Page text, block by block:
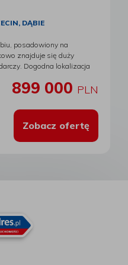
liczy blisko 40 osób.
kredyt na zakup każdej
z nami nieruchomości, by
mamy ponad 20 banków!
+48 790 588 531
biuro@mikulski-
GOLENIÓW ul. M.
+48 91 418 56 57 Oddział
Bankowa 3B/1 72-200
SZCZECIN ul.
+48 91 307 91 64 Oddział
DĄBIE
posadowiony na
znajduje się duży
Dogodna lokalizacja
z naturą dzięki
stacja benzynowa,
a budynek posiada dwa
to 107 m2 a całkowita
ocieplone, pokryte
Stropodach płaski, kryty
lub do remontu.
899 000 PLN
Zobacz ofertę